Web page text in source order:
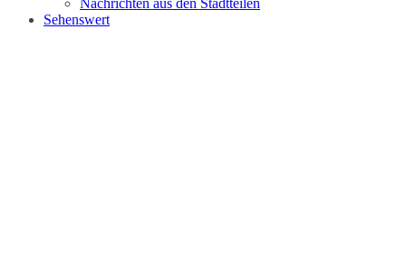
Nachrichten aus den Stadtteilen
Sehenswert